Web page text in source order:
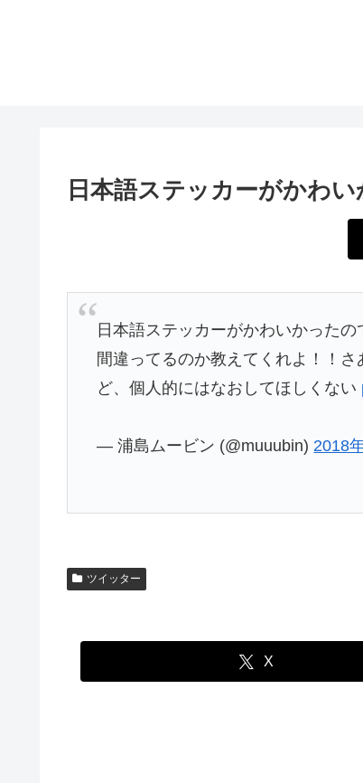
日本語ステッカーがかわ
日本語ステッカーがかわいかった
間違ってるのか教えてくれよ！！
ど、個人的にはなおしてほしくない
— 浦島ムービン (@muuubin) 2018
ツイッター
X